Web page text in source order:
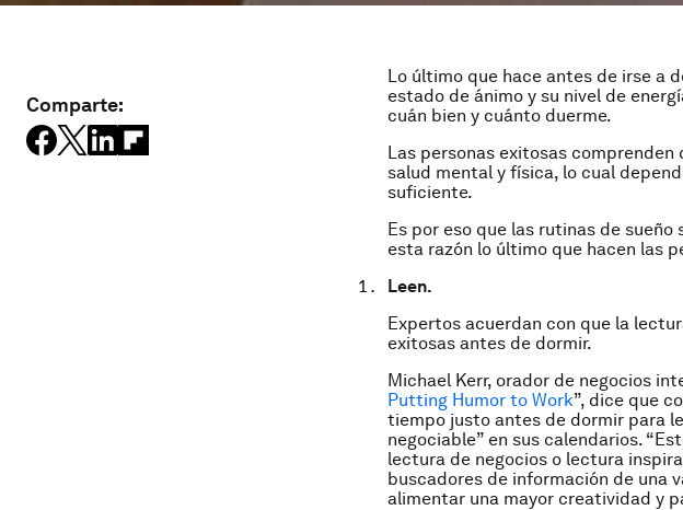
Comparte:
Lo último que hace antes de irse a
estado de ánimo y su nivel de
cuán bien y cuánto duerme.
Las personas exitosas
salud mental y física, lo cual
suficiente.
Es por eso que las rutinas de
esta razón lo último que hacen las
Leen.
Expertos acuerdan con que la
exitosas antes de dormir.
Michael Kerr, orador de negocios
Putting Humor to Work”, dice que
tiempo justo antes de dormir para
negociable” en sus calendarios.
lectura de negocios o lectura
buscadores de información de una
alimentar una mayor creatividad y